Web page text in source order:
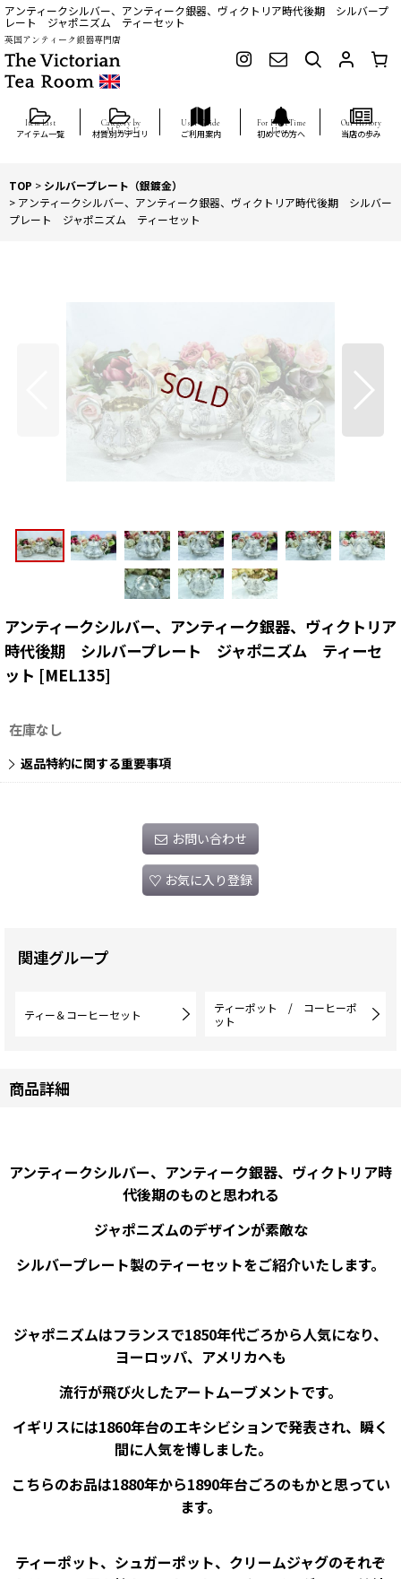
アンティークシルバー、アンティーク銀器、ヴィクトリア時代後期 シルバープ
レート ジャポニズム ティーセット
英国アンティーク銀器専門店
アイテム一覧 材質別カテゴリ ご利用案内 初めての方へ 当店の歩み
TOP > シルバープレート（銀鍍金）
> アンティークシルバー、アンティーク銀器、ヴィクトリア時代後期 シルバー
プレート ジャポニズム ティーセット
アンティークシルバー、アンティーク銀器、ヴィクトリア
時代後期 シルバープレート ジャポニズム ティーセ
ット [MEL135]
在庫なし
返品特約に関する重要事項
お問い合わせ
お気に入り登録
関連グループ
ティー＆コーヒーセット
ティーポット / コーヒーポ
ット
商品詳細
アンティークシルバー、アンティーク銀器、ヴィクトリア時
代後期のものと思われる
ジャポニズムのデザインが素敵な
シルバープレート製のティーセットをご紹介いたします。
ジャポニズムはフランスで1850年代ごろから人気になり、
ヨーロッパ、アメリカへも
流行が飛び火したアートムーブメントです。
イギリスには1860年台のエキシビションで発表され、瞬く
間に人気を博しました。
こちらのお品は1880年から1890年台ごろのもかと思ってい
ます。
ティーポット、シュガーポット、クリームジャグのそれぞ